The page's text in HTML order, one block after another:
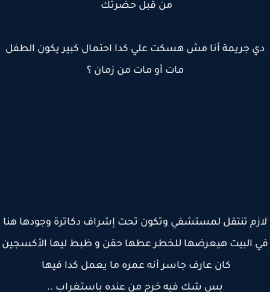
من قبل حضرتك
جريمة أنا مش هسكت علي كدا احتمال كبير يكون الطفل
مات أو مات من زمان ؟
تنتقل لمستشفي وتكون تحت إشراف دكاترة وجودها هنا
البيت هيعرضها للخطر عطها حقن و ظبط ليها الأكسجين
كان عارف جاسر أنه عمره ما يعمل كدا فيها
بس شك فيه خرج من عنده باستغراب ..